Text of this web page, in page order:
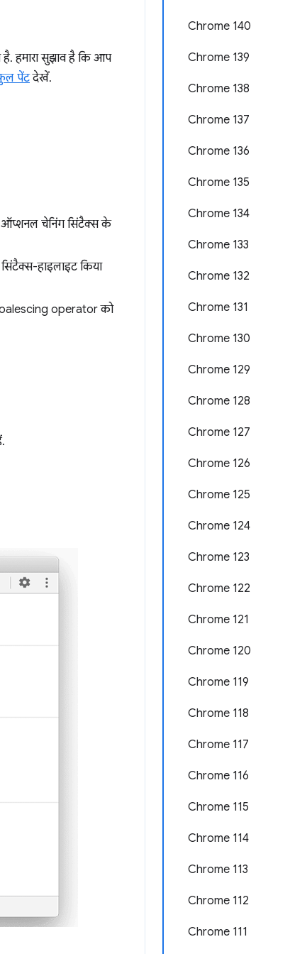
Chrome 140
Chrome 139
Chrome 138
Chrome 137
Chrome 136
Chrome 135
Chrome 134
Chrome 133
Chrome 132
Chrome 131
Chrome 130
Chrome 129
Chrome 128
Chrome 127
Chrome 126
Chrome 125
Chrome 124
Chrome 123
Chrome 122
Chrome 121
Chrome 120
Chrome 119
Chrome 118
Chrome 117
Chrome 116
Chrome 115
Chrome 114
Chrome 113
Chrome 112
Chrome 111
हमारा सुझाव है कि आप
पेंटदेखें.
ऑप्शनल चेनिंग सिंटैक्स के
हाइलाइट किया
operator को